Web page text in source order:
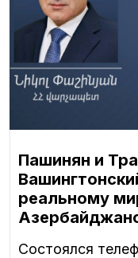
Пашинян и
реальному
Состоялся